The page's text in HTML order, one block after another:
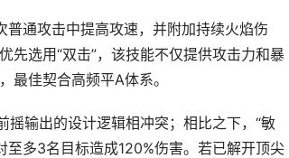
通攻击中提高攻速，并附加持续火焰伤
先选用“双击”，该技能不仅提供攻击力和暴
最佳契合高频平A体系。
摇输出的设计逻辑相冲突；相比之下，“敏
多3名目标造成120%伤害。若已解开顶尖